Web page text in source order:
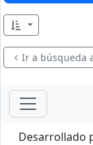
Ir a búsqueda
Desarrollado